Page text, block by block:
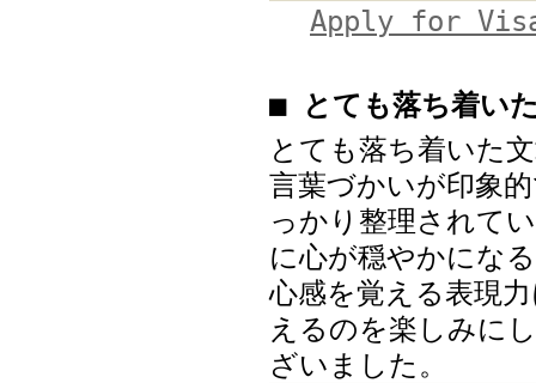
Apply for
■ とても落ち着い
とても落ち着いた
言葉づかいが印象
っかり整理されて
に心が穏やかにな
心感を覚える表現
えるのを楽しみに
ざいました。